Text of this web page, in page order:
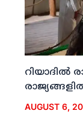
റിയാദില്‍
AUGUST 6,